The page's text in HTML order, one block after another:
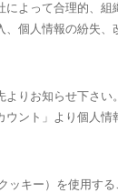
よって合理的、
個人情報の紛失、
りお知らせ下さい。
ント」より個人情
キー）を使用す